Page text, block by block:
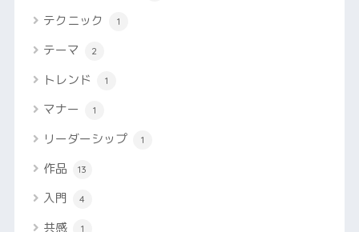
テクニック 1
テーマ 2
トレンド 1
マナー 1
リーダーシップ 1
作品 13
入門 4
共感 1